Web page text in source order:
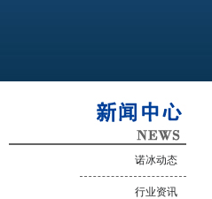
诺冰动态
行业资讯